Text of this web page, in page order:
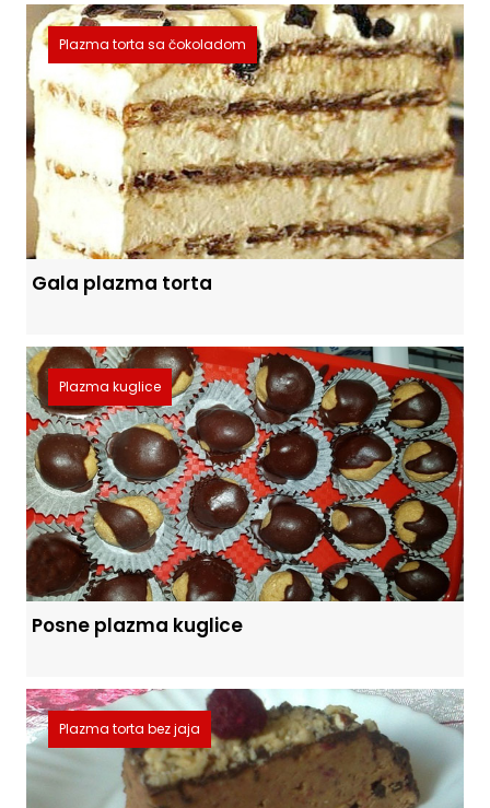
Plazma torta sa čokoladom
Gala plazma torta
Plazma kuglice
Posne plazma kuglice
Plazma torta bez jaja